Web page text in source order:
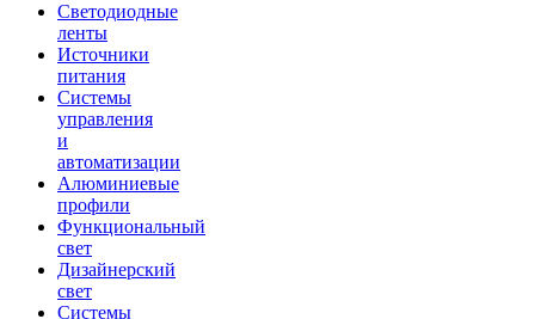
Светодиодные
ленты
Источники
питания
Системы
управления
и
автоматизации
Алюминиевые
профили
Функциональный
свет
Дизайнерский
свет
Системы